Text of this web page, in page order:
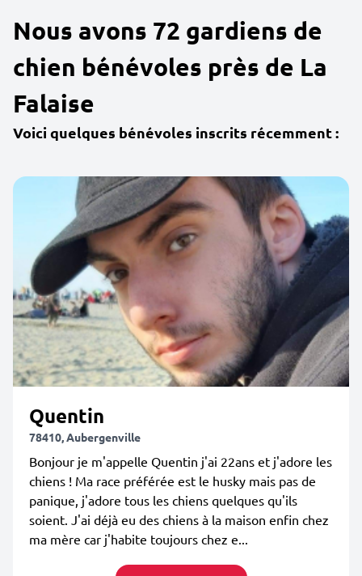
Nous avons 72 gardiens de
chien bénévoles près de La
Falaise
Voici quelques bénévoles inscrits récemment :
Quentin
78410, Aubergenville
Bonjour je m'appelle Quentin j'ai 22ans et j'adore les
chiens ! Ma race préférée est le husky mais pas de
panique, j'adore tous les chiens quelques qu'ils
soient. J'ai déjà eu des chiens à la maison enfin chez
ma mère car j'habite toujours chez e...